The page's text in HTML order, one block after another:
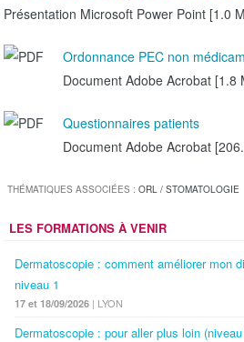
Présentation Microsoft Power Point [1.0
Ordonnance PEC non
Document Adobe Acrobat [1.8
Questionnaires patients
Document Adobe Acrobat
THÉMATIQUES ASSOCIÉES : ORL / STOMATOLOGIE
LES FORMATIONS À VENIR
Dermatoscopie : comment améliorer mon
niveau 1
17 et 18/09/2026 | LYON
Dermatoscopie : pour aller plus loin